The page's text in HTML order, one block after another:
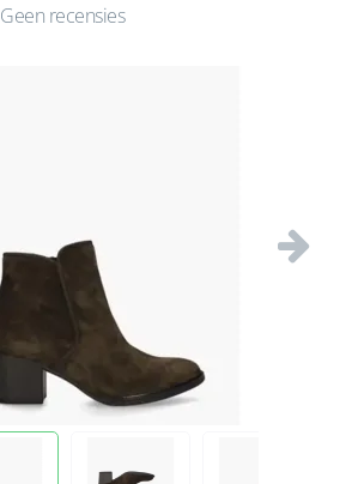
Geen recensies